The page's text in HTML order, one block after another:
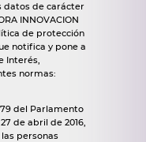
datos de carácter
INNOVACION
de protección
notifica y pone a
Interés,
normas:
del Parlamento
de abril de 2016,
personas